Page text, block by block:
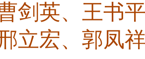
剑英、王书
立宏、郭凤